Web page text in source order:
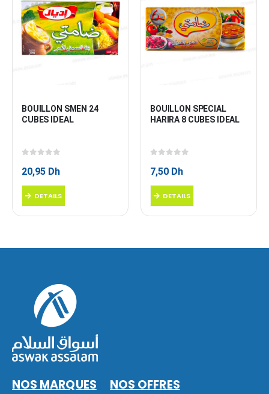
BOUILLON SMEN 24
CUBES IDEAL
20,95 Dh
DETAILS
BOUILLON SPECIAL
HARIRA 8 CUBES IDEAL
7,50 Dh
DETAILS
NOS MARQUES NOS OFFRES